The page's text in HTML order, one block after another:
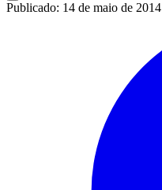
Publicado: 14 de maio de 2014